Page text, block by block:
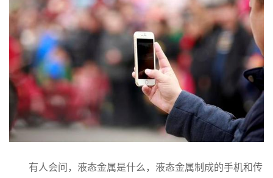
有人会问，液态金属是什么，液态金属制成的手机和传